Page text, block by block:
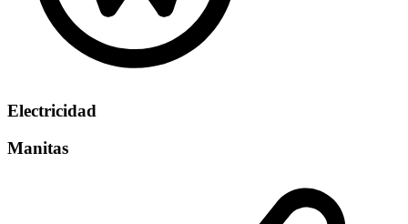
Electricidad
Manitas